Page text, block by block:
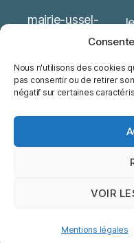
Nous n'utilisons des cookies
pas consentir ou de retirer
négatif sur certaines
VOIR
Mentions légales
mairie-ussel-
allier(at)wanado
Mentions
à
Ussel d'Allier